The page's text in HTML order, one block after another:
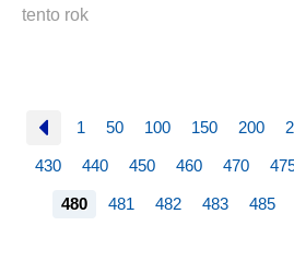
tento rok
1 50 100 150 200
430 440 450 460 470
480 481 482 483 485